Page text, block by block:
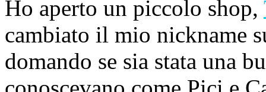
Ho aperto un piccolo shop,
cambiato il mio nickname
domando se sia stata una